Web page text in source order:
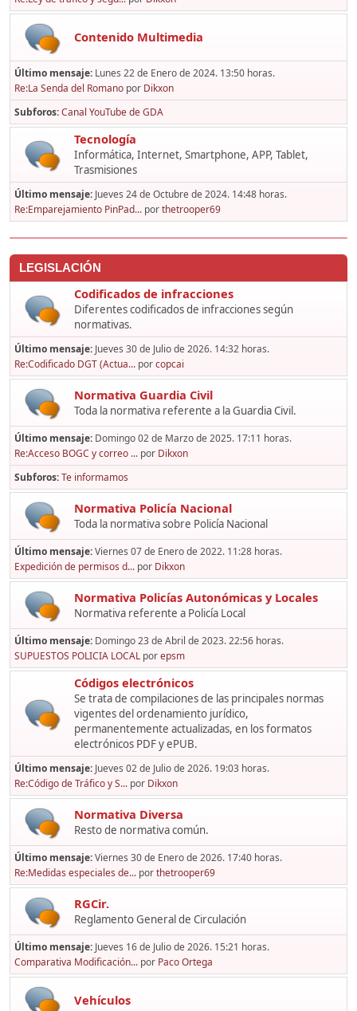
Contenido Multimedia
Último mensaje: Lunes 22 de Enero de 2024. 13:50 horas.
Re:La Senda del Romano por Dikxon
Subforos Canal YouTube de GDA
Tecnología
Informática, Internet, Smartphone, APP, Tablet,
Trasmisiones
Último mensaje: Jueves 24 de Octubre de 2024. 14:48 horas.
Re:Emparejamiento PinPad... porthetrooper69
LEGISLACIÓN
Codificados de infracciones
Diferentes codificados de infracciones según
normativas.
Último mensaje: Jueves 30 de Julio de 2026. 14:32 horas.
Re:Codificado DGT (Actua... porcopcai
Normativa Guardia Civil
Toda la normativa referente a la Guardia Civil.
Último mensaje: Domingo 02 de Marzo de 2025. 17:11 horas.
Re:Acceso BOGC y correo ... por Dikxon
Subforos Te informamos
Normativa Policía Nacional
Toda la normativa sobre Policía Nacional
Último mensaje:Viernes 07 de Enero de 2022. 11:28 horas.
Expedición de permisos d... por Dikxon
Normativa Policías Autonómicas y Locales
Normativa referente a Policía Local
Último mensaje: Domingo 23 de Abril de 2023. 22:56 horas.
SUPUESTOS POLICIA LOCAL porepsm
Códigos electrónicos
Se trata de compilaciones de las principales normas
vigentes del ordenamiento jurídico,
permanentemente actualizadas, en los formatos
electrónicos PDF y ePUB.
Último mensaje: Jueves 02 de Julio de 2026. 19:03 horas.
Re:Código de Tráfico y S... por Dikxon
Normativa Diversa
Resto de normativa común.
Último mensaje:Viernes 30 de Enero de 2026. 17:40 horas.
Re:Medidas especiales de... porthetrooper69
RGCir.
Reglamento General de Circulación
Último mensaje: Jueves 16 de Julio de 2026. 15:21 horas.
Comparativa Modificación... por Paco Ortega
Vehículos